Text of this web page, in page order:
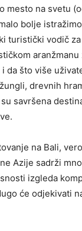
mesto na svetu
bolje
turistički vodič
aranžmanu
da što više
drevnih
savršena
na Bali,
Azije sadrži
izgleda
će odjekivati